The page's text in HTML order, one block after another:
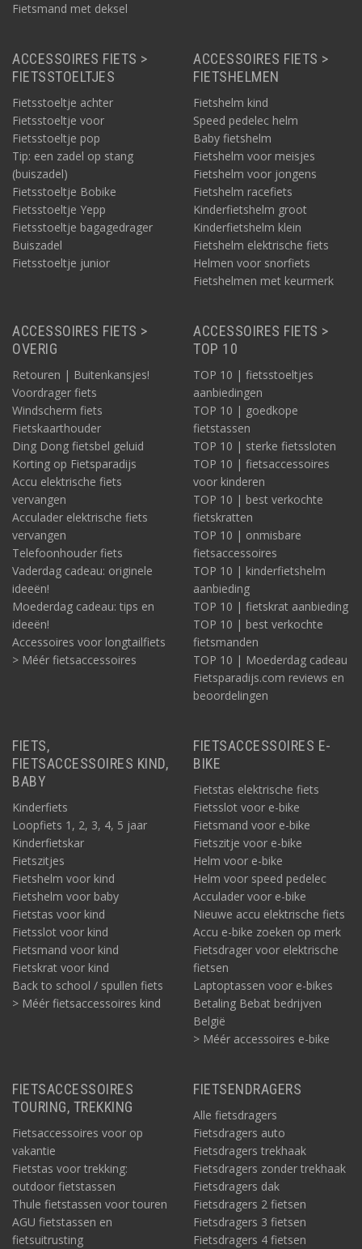
Fietsmand met deksel
ACCESSOIRES FIETS >
FIETSSTOELTJES
Fietsstoeltje achter
Fietsstoeltje voor
Fietsstoeltje pop
Tip: een zadel op stang
(buiszadel)
Fietsstoeltje Bobike
Fietsstoeltje Yepp
Fietsstoeltje bagagedrager
Buiszadel
Fietsstoeltje junior
ACCESSOIRES FIETS >
FIETSHELMEN
Fietshelm kind
Speed pedelec helm
Baby fietshelm
Fietshelm voor meisjes
Fietshelm voor jongens
Fietshelm racefiets
Kinderfietshelm groot
Kinderfietshelm klein
Fietshelm elektrische fiets
Helmen voor snorfiets
Fietshelmen met keurmerk
ACCESSOIRES FIETS >
OVERIG
Retouren | Buitenkansjes!
Voordrager fiets
Windscherm fiets
Fietskaarthouder
Ding Dong fietsbel geluid
Korting op Fietsparadijs
Accu elektrische fiets
vervangen
Acculader elektrische fiets
vervangen
Telefoonhouder fiets
Vaderdag cadeau: originele
ideeën!
Moederdag cadeau: tips en
ideeën!
Accessoires voor longtailfiets
> Méér fietsaccessoires
ACCESSOIRES FIETS >
TOP 10
TOP 10 | fietsstoeltjes
aanbiedingen
TOP 10 | goedkope
fietstassen
TOP 10 | sterke fietssloten
TOP 10 | fietsaccessoires
voor kinderen
TOP 10 | best verkochte
fietskratten
TOP 10 | onmisbare
fietsaccessoires
TOP 10 | kinderfietshelm
aanbieding
TOP 10 | fietskrat aanbieding
TOP 10 | best verkochte
fietsmanden
TOP 10 | Moederdag cadeau
Fietsparadijs.com reviews en
beoordelingen
FIETS,
FIETSACCESSOIRES KIND,
BABY
Kinderfiets
Loopfiets 1, 2, 3, 4, 5 jaar
Kinderfietskar
Fietszitjes
Fietshelm voor kind
Fietshelm voor baby
Fietstas voor kind
Fietsslot voor kind
Fietsmand voor kind
Fietskrat voor kind
Back to school / spullen fiets
> Méér fietsaccessoires kind
FIETSACCESSOIRES E-
BIKE
Fietstas elektrische fiets
Fietsslot voor e-bike
Fietsmand voor e-bike
Fietszitje voor e-bike
Helm voor e-bike
Helm voor speed pedelec
Acculader voor e-bike
Nieuwe accu elektrische fiets
Accu e-bike zoeken op merk
Fietsdrager voor elektrische
fietsen
Laptoptassen voor e-bikes
Betaling Bebat bedrijven
België
> Méér accessoires e-bike
FIETSACCESSOIRES
TOURING, TREKKING
Fietsaccessoires voor op
vakantie
Fietstas voor trekking:
outdoor fietstassen
Thule fietstassen voor touren
AGU fietstassen en
fietsuitrusting
FIETSENDRAGERS
Alle fietsdragers
Fietsdragers auto
Fietsdragers trekhaak
Fietsdragers zonder trekhaak
Fietsdragers dak
Fietsdragers 2 fietsen
Fietsdragers 3 fietsen
Fietsdragers 4 fietsen